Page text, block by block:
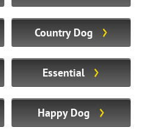
Country Dog
Essential
Happy Dog